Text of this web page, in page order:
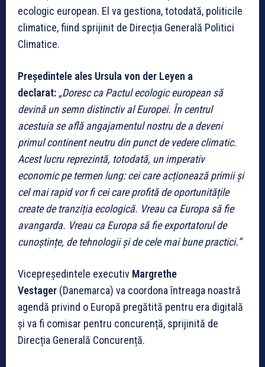
ecologic european. El va gestiona, totodată, politicile
climatice, fiind sprijinit de Direcția Generală Politici
Climatice.
Președintele ales Ursula von der Leyen a
declarat: „Doresc ca Pactul ecologic european să
devină un semn distinctiv al Europei. În centrul
acestuia se află angajamentul nostru de a deveni
primul continent neutru din punct de vedere climatic.
Acest lucru reprezintă, totodată, un imperativ
economic pe termen lung: cei care acționează primii și
cel mai rapid vor fi cei care profită de oportunitățile
create de tranziția ecologică. Vreau ca Europa să fie
avangarda. Vreau ca Europa să fie exportatorul de
cunoștințe, de tehnologii și de cele mai bune practici.”
Vicepreședintele executiv Margrethe
Vestager (Danemarca) va coordona întreaga noastră
agendă privind o Europă pregătită pentru era digitală
și va fi comisar pentru concurență, sprijinită de
Direcția Generală Concurență.